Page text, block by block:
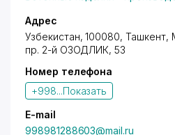
Адрес
Узбекистан, 100080, Ташкент,
пр. 2-й ОЗОДЛИК, 53
Номер телефона
+998...Показать
E-mail
998981288603@mail.ru